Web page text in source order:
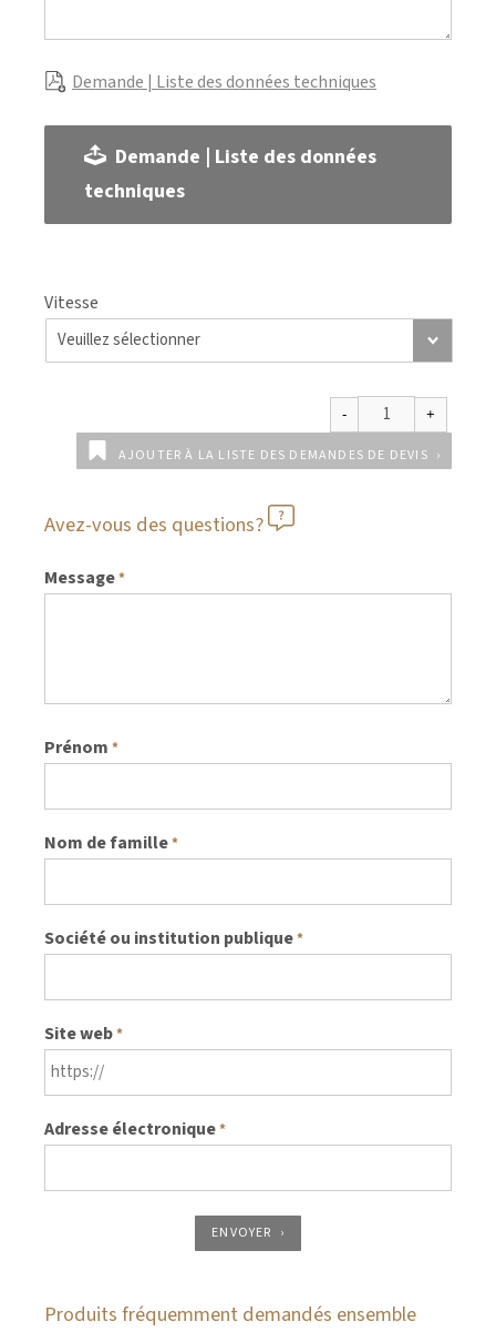
Demande | Liste des données techniques
Demande | Liste des données
techniques
Vitesse
AJOUTER À LA LISTE DES DEMANDES DE DEVIS
Avez-vous des questions?
Message*
Prénom *
Nom de famille*
Société ou institution publique*
Site web*
Adresse électronique*
ENVOYER
Produits fréquemment demandés ensemble